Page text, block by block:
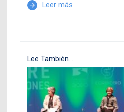
arrow_forward Leer más
Lee También...